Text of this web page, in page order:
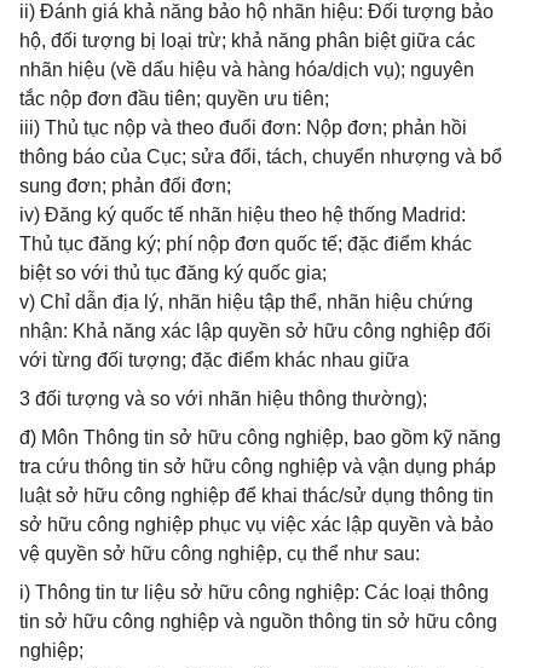
ii) Đánh giá khả năng bảo hộ nhãn hiệu: Đối tượng bảo
hộ, đối tượng bị loại trừ; khả năng phân biệt giữa các
nhãn hiệu (về dấu hiệu và hàng hóa/dịch vụ); nguyên
tắc nộp đơn đầu tiên; quyền ưu tiên;
iii) Thủ tục nộp và theo đuổi đơn: Nộp đơn; phản hồi
thông báo của Cục; sửa đổi, tách, chuyển nhượng và bổ
sung đơn; phản đối đơn;
iv) Đăng ký quốc tế nhãn hiệu theo hệ thống Madrid:
Thủ tục đăng ký; phí nộp đơn quốc tế; đặc điểm khác
biệt so với thủ tục đăng ký quốc gia;
v) Chỉ dẫn địa lý, nhãn hiệu tập thể, nhãn hiệu chứng
nhận: Khả năng xác lập quyền sở hữu công nghiệp đối
với từng đối tượng; đặc điểm khác nhau giữa
3 đối tượng và so với nhãn hiệu thông thường);
đ) Môn Thông tin sở hữu công nghiệp, bao gồm kỹ năng
tra cứu thông tin sở hữu công nghiệp và vận dụng pháp
luật sở hữu công nghiệp để khai thác/sử dụng thông tin
sở hữu công nghiệp phục vụ việc xác lập quyền và bảo
vệ quyền sở hữu công nghiệp, cụ thể như sau:
i) Thông tin tư liệu sở hữu công nghiệp: Các loại thông
tin sở hữu công nghiệp và nguồn thông tin sở hữu công
nghiệp;